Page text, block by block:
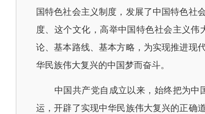
国特色社会主义制度，发展了中国特色社
度、这个文化，高举中国特色社会主义
论、基本路线、基本方略，为实现推进现
华民族伟大复兴的中国梦而奋斗。
中国共产党自成立以来，始终把为中
运，开辟了实现中华民族伟大复兴的正确